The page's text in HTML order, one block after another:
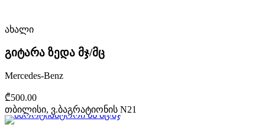
ახალი
გიტარა ზედა მჯ/მც
Mercedes-Benz
₾500.00
თბილისი, ვ.ბაგრატიონის N21